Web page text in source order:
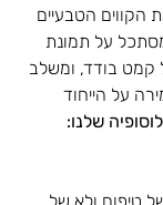
הקווים הטבעיים
על תמונת
קמט בודד, ומשלב
על הייחוד
שלנו: